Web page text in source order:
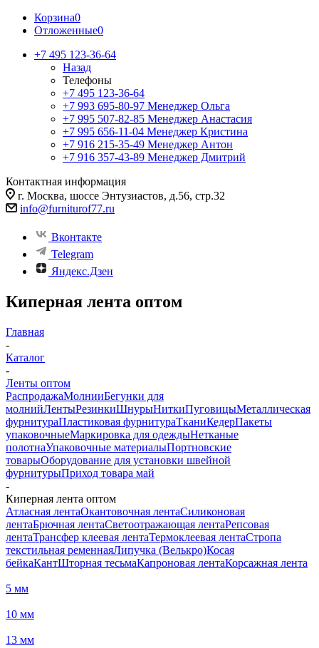
Корзина0
Отложенные0
+7 495 123-36-64
Назад
Телефоны
+7 495 123-36-64
+7 993 695-80-97 Менеджер Ольга
+7 995 507-82-85 Менеджер Анастасия
+7 995 656-11-04 Менеджер Кристина
+7 916 215-35-49 Менеджер Антон
+7 916 357-43-89 Менеджер Дмитрий
Контактная информация
г. Москва, шоссе Энтузиастов, д.56, стр.32
info@furniturof77.ru
Вконтакте
Telegram
Яндекс.Дзен
Киперная лента оптом
Главная
-
Каталог
-
Ленты оптом
РаспродажаМолнииБегунки для
молнийЛентыРезинкиШнурыНиткиПуговицыМеталлическая
фурнитураПластиковая фурнитураТканиКедерПакеты
упаковочныеМаркировка для одеждыНетканые
полотнаУпаковочные материалыПортновские
товарыОборудование для установки швейной
фурнитурыПриход товара май
-
Киперная лента оптом
Атласная лентаОкантовочная лентаСиликоновая
лентаБрючная лентаСветоотражающая лентаРепсовая
лентаТрансфер клеевая лентаТермоклеевая лентаСтропа
текстильная ременнаяЛипучка (Велькро)Косая
бейкаКантШторная тесьмаКапроновая лентаКорсажная лента
5 мм
10 мм
13 мм